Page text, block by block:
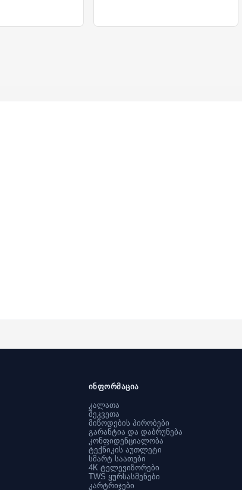
ინფორმაცია
კალათა
შეკვეთა
მიწოდების პირობები
გარანტია და დაბრუნება
კონფიდენციალობა
ტექნიკის აუთლეტი
სმარტ საათები
4K ტელევიზორები
TWS ყურსასმენები
კარტრიჯები